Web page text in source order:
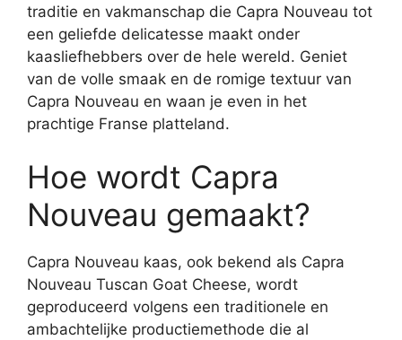
traditie en vakmanschap die Capra Nouveau tot
een geliefde delicatesse maakt onder
kaasliefhebbers over de hele wereld. Geniet
van de volle smaak en de romige textuur van
Capra Nouveau en waan je even in het
prachtige Franse platteland.
Hoe wordt Capra
Nouveau gemaakt?
Capra Nouveau kaas, ook bekend als Capra
Nouveau Tuscan Goat Cheese, wordt
geproduceerd volgens een traditionele en
ambachtelijke productiemethode die al